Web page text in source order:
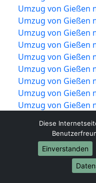
Umzug von Gießen
Umzug von Gießen
Umzug von Gießen
Umzug von Gießen
Umzug von Gießen
Umzug von Gießen
Umzug von Gießen
Umzug von Gießen
Umzug von Gießen
Umzug von
Umzug von
Umzug von
Umzug von Gießen
Diese
Einverstanden